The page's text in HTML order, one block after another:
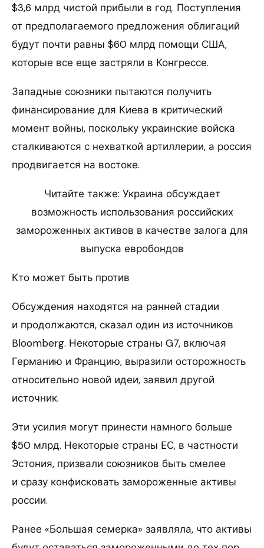
$3,6 млрд чистой прибыли в год. Поступления
от предполагаемого предложения облигаций
будут почти равны $60 млрд помощи США,
которые все еще застряли в Конгрессе.
Западные союзники пытаются получить
финансирование для Киева в критический
момент войны, поскольку украинские войска
сталкиваются с нехваткой артиллерии, а россия
продвигается на востоке.
Читайте также: Украина обсуждает
возможность использования российских
замороженных активов в качестве залога для
выпуска евробондов
Кто может быть против
Обсуждения находятся на ранней стадии
и продолжаются, сказал один из источников
Bloomberg. Некоторые страны G7, включая
Германию и Францию, выразили осторожность
относительно новой идеи, заявил другой
источник.
Эти усилия могут принести намного больше
$50 млрд. Некоторые страны ЕС, в частности
Эстония, призвали союзников быть смелее
и сразу конфисковать замороженные активы
россии.
Ранее «Большая семерка» заявляла, что активы